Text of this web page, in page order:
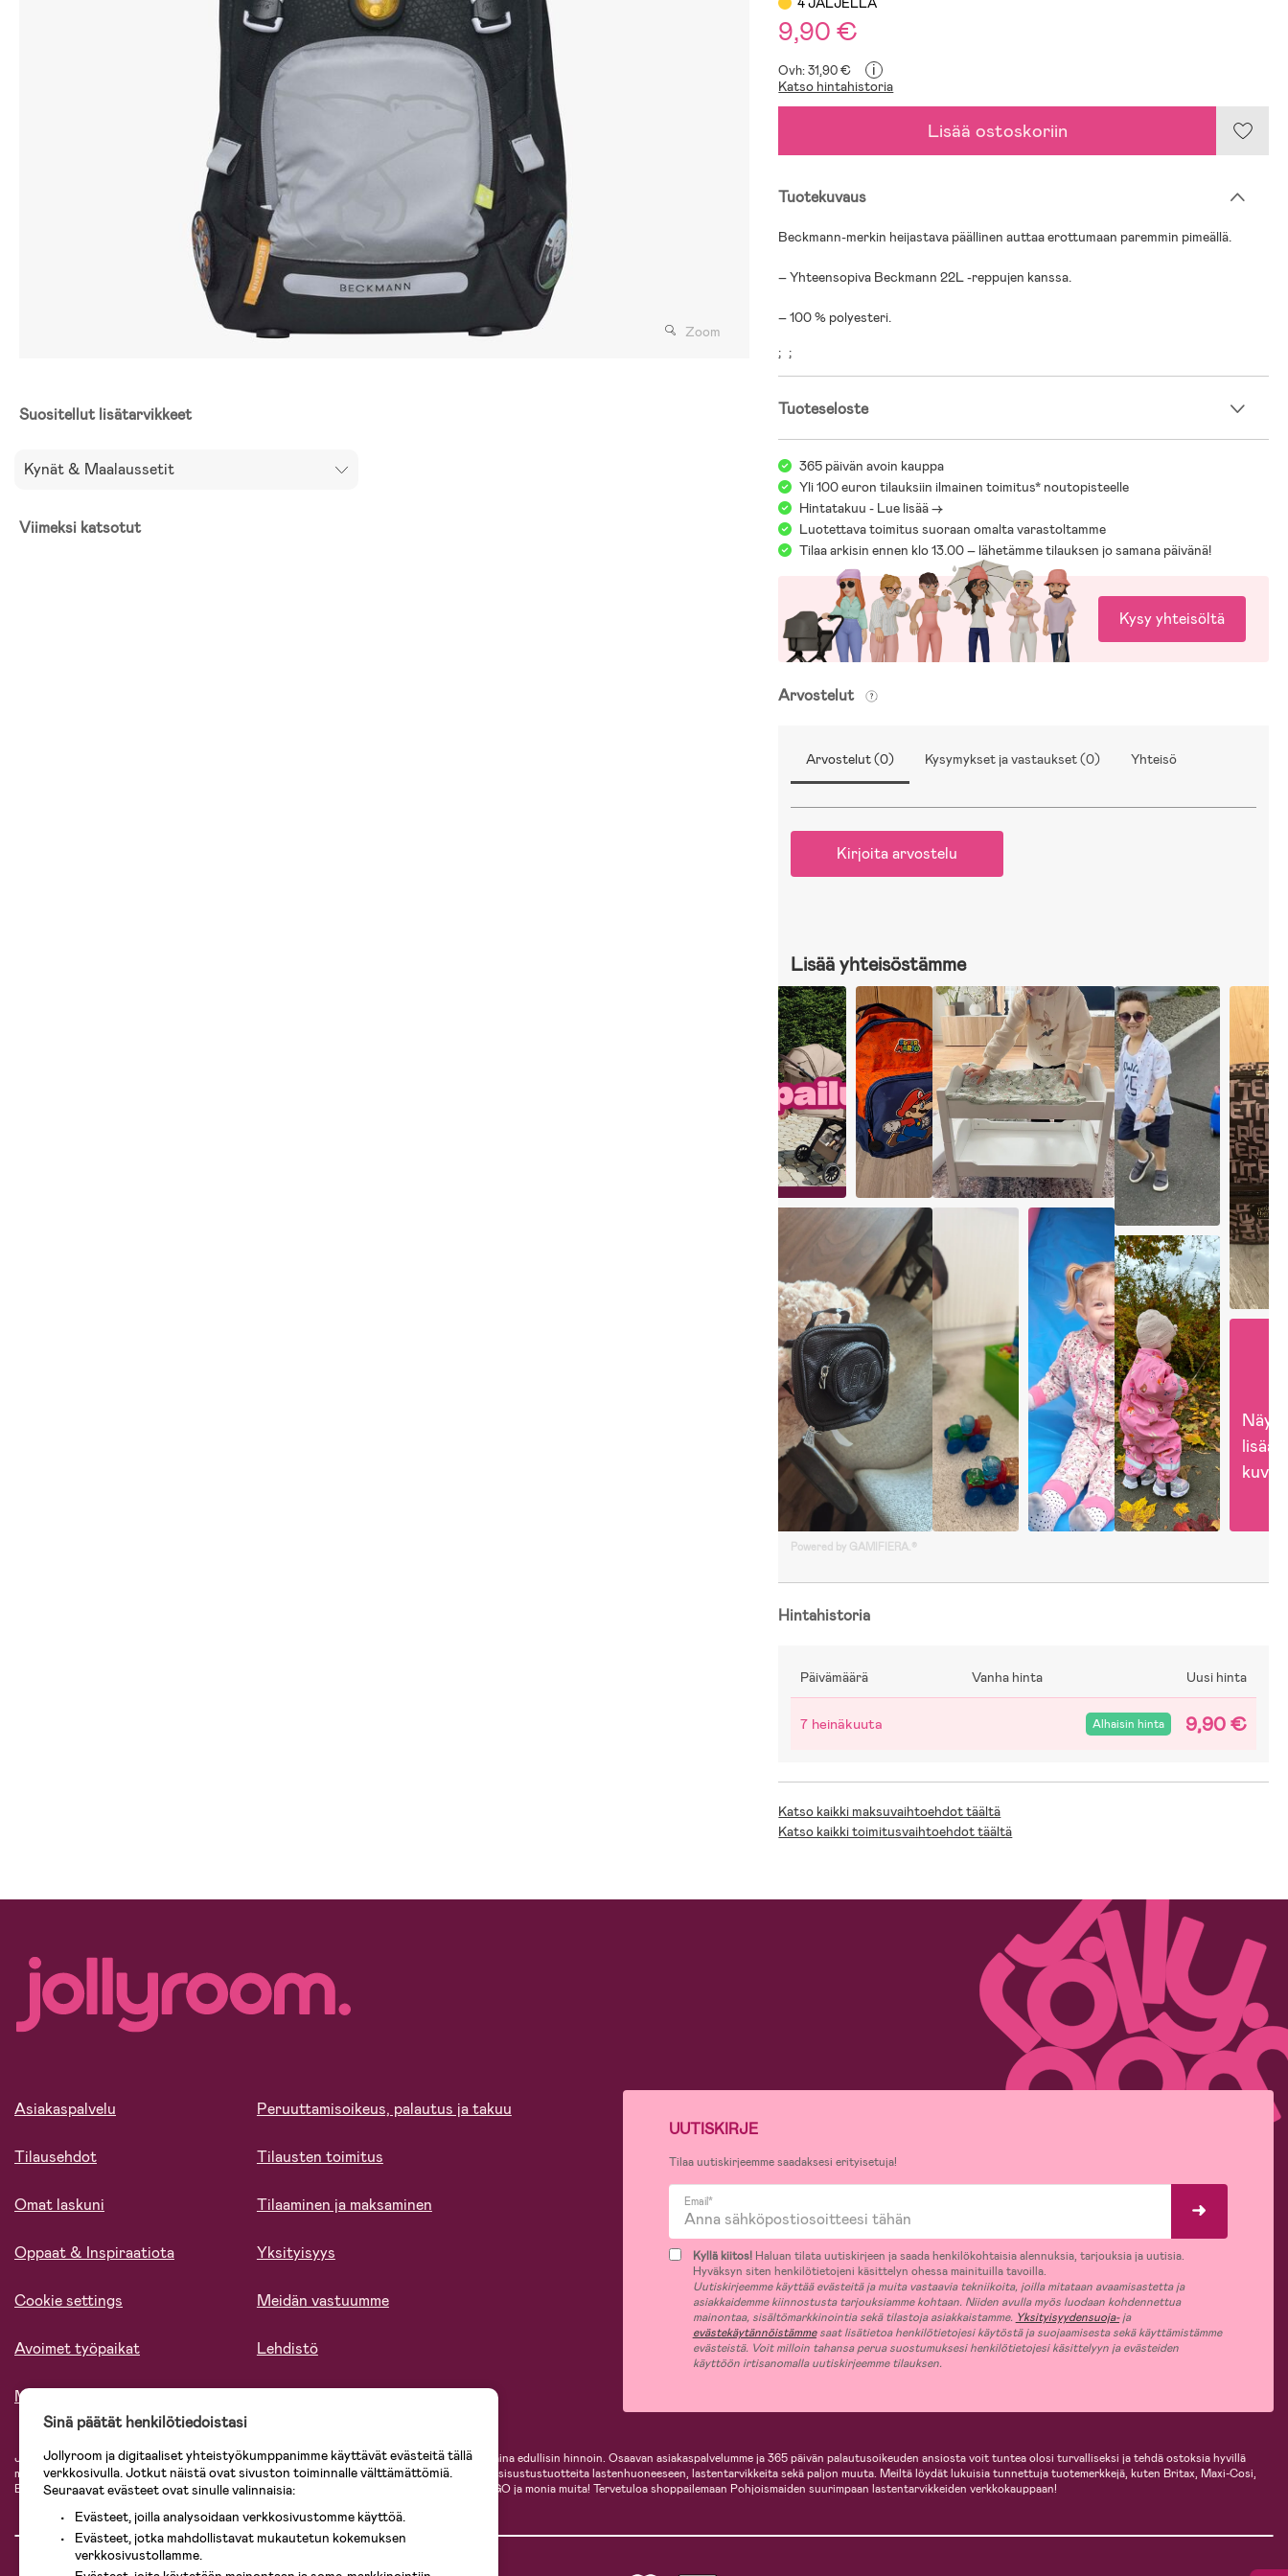
Zoom
Suositellut lisätarvikkeet
Kynät & Maalaussetit
Viimeksi katsotut
9,90 €
Ovh: 31,90 € i
Katso hintahistoria
Lisää ostoskoriin
Tuotekuvaus
Beckmann-merkin heijastava päällinen auttaa erottumaan paremmin pimeällä.
– Yhteensopiva Beckmann 22L -reppujen kanssa.
– 100 % polyesteri.
; ;
Tuoteseloste
365 päivän avoin kauppa
Yli 100 euron tilauksiin ilmainen toimitus* noutopisteelle
Hintatakuu - Lue lisää ->
Luotettava toimitus suoraan omalta varastoltamme
Tilaa arkisin ennen klo 13.00 – lähetämme tilauksen jo samana päivänä!
Kysy yhteisöltä
Arvostelut
Arvostelut (0) Kysymykset ja vastaukset (0) Yhteisö
Kirjoita arvostelu
Lisää yhteisöstämme
lisää
kuvia
Powered by GAMIFIERA.®
Hintahistoria
Päivämäärä Vanha hinta Uusi hinta
7 heinäkuuta Alhaisin hinta 9,90 €
Katso kaikki maksuvaihtoehdot täältä
Katso kaikki toimitusvaihtoehdot täältä
Asiakaspalvelu
Tilausehdot
Omat laskuni
Oppaat & Inspiraatiota
Cookie settings
Avoimet työpaikat
Meistä
Peruuttamisoikeus, palautus ja takuu
Tilausten toimitus
Tilaaminen ja maksaminen
Yksityisyys
Meidän vastuumme
Lehdistö
UUTISKIRJE
Tilaa uutiskirjeemme saadaksesi erityisetuja!
Email*
Kyllä kiitos!Haluan tilata uutiskirjeen ja saada henkilökohtaisia alennuksia, tarjouksia ja uutisia.
Hyväksyn siten henkilötietojeni käsittelyn ohessa mainituilla tavoilla.
Uutiskirjeemme käyttää evästeitä ja muita vastaavia tekniikoita, joilla mitataan avaamisastetta ja
asiakkaidemme kiinnostusta tarjouksiamme kohtaan. Niiden avulla myös luodaan kohdennettua
mainontaa, sisältömarkkinointia sekä tilastoja asiakkaistamme. Yksityisyydensuoja-ja
evästekäytännöistämmesaat lisätietoa henkilötietojesi käytöstä ja suojaamisesta sekä käyttämistämme
evästeistä. Voit milloin tahansa perua suostumuksesi henkilötietojesi käsittelyyn ja evästeiden
käyttöön irtisanomalla uutiskirjeemme tilauksen.
Jollyroomin laajasta valikoimasta tilaat kaiken tarvittavan lapsiperheelle nopeasti, helposti ja aina edullisin hinnoin. Osaavan asiakaspalvelumme ja 365 päivän palautusoikeuden ansiosta voit tuntea olosi turvalliseksi ja tehdä ostoksia hyvillä
mielin. Jollyroomilta saat lastenvaunut, turvaistuimet, vaatteet vauvoille ja lapsille, inspiroivia sisustustuotteita lastenhuoneeseen, lastentarvikkeita sekä paljon muuta. Meiltä löydät lukuisia tunnettuja tuotemerkkejä, kuten Britax, Maxi-Cosi,
Baby Jogger, BabyBjörn, Didriksons, KidKraft, Ergobaby, Philips Avent, Neonate, Cybex, LEGO ja monia muita! Tervetuloa shoppailemaan Pohjoismaiden suurimpaan lastentarvikkeiden verkkokauppaan!
Sinä päätät henkilötiedoistasi
Jollyroom ja digitaaliset yhteistyökumppanimme käyttävät evästeitä tällä
verkkosivulla. Jotkut näistä ovat sivuston toiminnalle välttämättömiä.
Seuraavat evästeet ovat sinulle valinnaisia:
Evästeet, joilla analysoidaan verkkosivustomme käyttöä.
Evästeet, jotka mahdollistavat mukautetun kokemuksen
verkkosivustollamme.